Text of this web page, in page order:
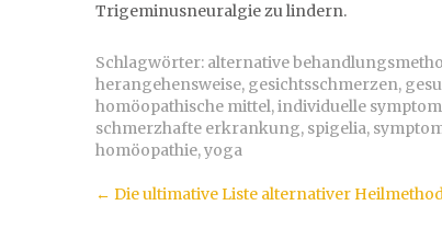
Trigeminusneuralgie zu lindern.
Schlagwörter: alternative
herangehensweise, gesichtsschmerzen,
homöopathische mittel,individuelle
schmerzhafte erkrankung, spigelia,
homöopathie,yoga
Artikel-
← Die ultimative Liste alternativer